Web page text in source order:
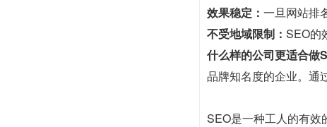
效果稳定： 一旦网站排
不受地域限制： SEO的
什么样的公司更适合做
品牌知名度的企业。通
SEO是一种工人的有效